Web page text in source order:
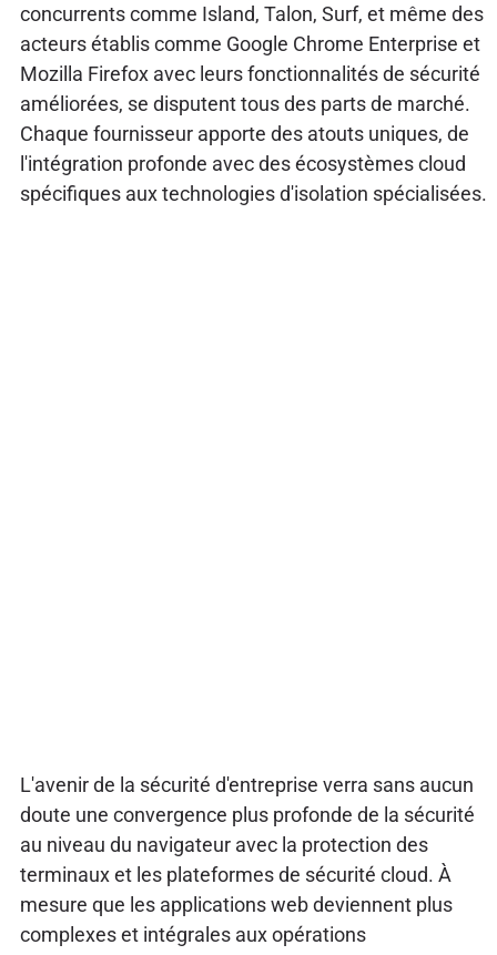
concurrents comme Island, Talon, Surf, et même des
acteurs établis comme Google Chrome Enterprise et
Mozilla Firefox avec leurs fonctionnalités de sécurité
améliorées, se disputent tous des parts de marché.
Chaque fournisseur apporte des atouts uniques, de
l'intégration profonde avec des écosystèmes cloud
spécifiques aux technologies d'isolation spécialisées.
L'avenir de la sécurité d'entreprise verra sans aucun
doute une convergence plus profonde de la sécurité
au niveau du navigateur avec la protection des
terminaux et les plateformes de sécurité cloud. À
mesure que les applications web deviennent plus
complexes et intégrales aux opérations